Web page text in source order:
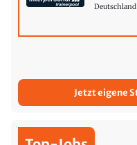
Deutschland
Jetzt eigene